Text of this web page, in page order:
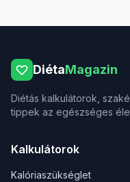
DiétaMagazin
Diétás kalkulátorok,
tippek az egészséges
Kalkulátorok
Kalóriaszükséglet